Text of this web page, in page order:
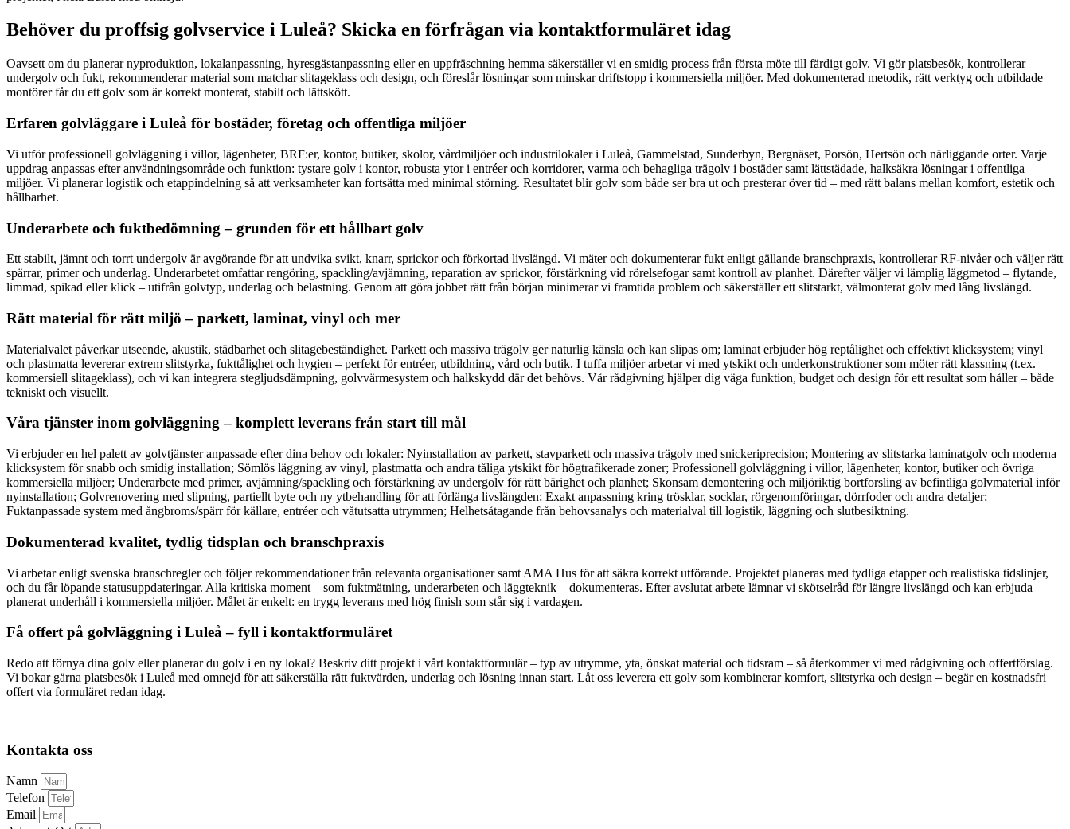
Behöver du proffsig golvservice i Luleå? Skicka en förfrågan via kontaktformuläret idag
Oavsett om du planerar nyproduktion, lokalanpassning, hyresgästanpassning eller en uppfräschning hemma säkerställer vi en smidig process från första möte till färdigt golv. Vi gör platsbesök, kontrollerar
undergolv och fukt, rekommenderar material som matchar slitageklass och design, och föreslår lösningar som minskar driftstopp i kommersiella miljöer. Med dokumenterad metodik, rätt verktyg och utbildade
montörer får du ett golv som är korrekt monterat, stabilt och lättskött.
Erfaren golvläggare i Luleå för bostäder, företag och offentliga miljöer
Vi utför professionell golvläggning i villor, lägenheter, BRF:er, kontor, butiker, skolor, vårdmiljöer och industrilokaler i Luleå, Gammelstad, Sunderbyn, Bergnäset, Porsön, Hertsön och närliggande orter. Varje
uppdrag anpassas efter användningsområde och funktion: tystare golv i kontor, robusta ytor i entréer och korridorer, varma och behagliga trägolv i bostäder samt lättstädade, halksäkra lösningar i offentliga
miljöer. Vi planerar logistik och etappindelning så att verksamheter kan fortsätta med minimal störning. Resultatet blir golv som både ser bra ut och presterar över tid – med rätt balans mellan komfort, estetik och
hållbarhet.
Underarbete och fuktbedömning – grunden för ett hållbart golv
Ett stabilt, jämnt och torrt undergolv är avgörande för att undvika svikt, knarr, sprickor och förkortad livslängd. Vi mäter och dokumenterar fukt enligt gällande branschpraxis, kontrollerar RF-nivåer och väljer rätt
spärrar, primer och underlag. Underarbetet omfattar rengöring, spackling/avjämning, reparation av sprickor, förstärkning vid rörelsefogar samt kontroll av planhet. Därefter väljer vi lämplig läggmetod – flytande,
limmad, spikad eller klick – utifrån golvtyp, underlag och belastning. Genom att göra jobbet rätt från början minimerar vi framtida problem och säkerställer ett slitstarkt, välmonterat golv med lång livslängd.
Rätt material för rätt miljö – parkett, laminat, vinyl och mer
Materialvalet påverkar utseende, akustik, städbarhet och slitagebeständighet. Parkett och massiva trägolv ger naturlig känsla och kan slipas om; laminat erbjuder hög reptålighet och effektivt klicksystem; vinyl
och plastmatta levererar extrem slitstyrka, fukttålighet och hygien – perfekt för entréer, utbildning, vård och butik. I tuffa miljöer arbetar vi med ytskikt och underkonstruktioner som möter rätt klassning (t.ex.
kommersiell slitageklass), och vi kan integrera stegljudsdämpning, golvvärmesystem och halkskydd där det behövs. Vår rådgivning hjälper dig väga funktion, budget och design för ett resultat som håller – både
tekniskt och visuellt.
Våra tjänster inom golvläggning – komplett leverans från start till mål
Vi erbjuder en hel palett av golvtjänster anpassade efter dina behov och lokaler: Nyinstallation av parkett, stavparkett och massiva trägolv med snickeriprecision; Montering av slitstarka laminatgolv och moderna
klicksystem för snabb och smidig installation; Sömlös läggning av vinyl, plastmatta och andra tåliga ytskikt för högtrafikerade zoner; Professionell golvläggning i villor, lägenheter, kontor, butiker och övriga
kommersiella miljöer; Underarbete med primer, avjämning/spackling och förstärkning av undergolv för rätt bärighet och planhet; Skonsam demontering och miljöriktig bortforsling av befintliga golvmaterial inför
nyinstallation; Golvrenovering med slipning, partiellt byte och ny ytbehandling för att förlänga livslängden; Exakt anpassning kring trösklar, socklar, rörgenomföringar, dörrfoder och andra detaljer;
Fuktanpassade system med ångbroms/spärr för källare, entréer och våtutsatta utrymmen; Helhetsåtagande från behovsanalys och materialval till logistik, läggning och slutbesiktning.
Dokumenterad kvalitet, tydlig tidsplan och branschpraxis
Vi arbetar enligt svenska branschregler och följer rekommendationer från relevanta organisationer samt AMA Hus för att säkra korrekt utförande. Projektet planeras med tydliga etapper och realistiska tidslinjer,
och du får löpande statusuppdateringar. Alla kritiska moment – som fuktmätning, underarbeten och läggteknik – dokumenteras. Efter avslutat arbete lämnar vi skötselråd för längre livslängd och kan erbjuda
planerat underhåll i kommersiella miljöer. Målet är enkelt: en trygg leverans med hög finish som står sig i vardagen.
Få offert på golvläggning i Luleå – fyll i kontaktformuläret
Redo att förnya dina golv eller planerar du golv i en ny lokal? Beskriv ditt projekt i vårt kontaktformulär – typ av utrymme, yta, önskat material och tidsram – så återkommer vi med rådgivning och offertförslag.
Vi bokar gärna platsbesök i Luleå med omnejd för att säkerställa rätt fuktvärden, underlag och lösning innan start. Låt oss leverera ett golv som kombinerar komfort, slitstyrka och design – begär en kostnadsfri
offert via formuläret redan idag.
Kontakta oss
Namn
Telefon
Email